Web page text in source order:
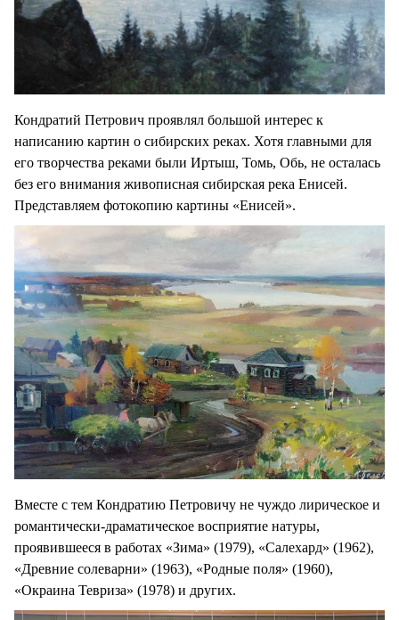
Кондратий Петрович проявлял большой интерес к
написанию картин о сибирских реках. Хотя главными для
его творчества реками были Иртыш, Томь, Обь, не осталась
без его внимания живописная сибирская река Енисей.
Представляем фотокопию картины «Енисей».
Вместе с тем Кондратию Петровичу не чуждо лирическое и
романтически-драматическое восприятие натуры,
проявившееся в работах «Зима» (1979), «Салехард» (1962),
«Древние солеварни» (1963), «Родные поля» (1960),
«Окраина Тевриза» (1978) и других.